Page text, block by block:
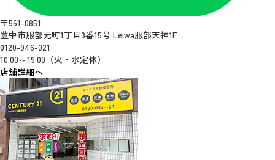
〒561-0851
豊中市服部元町1丁目3番15号 Leiwa服部天神1F
0120-946-021
10:00～19:00（火・水定休）
店舗詳細へ